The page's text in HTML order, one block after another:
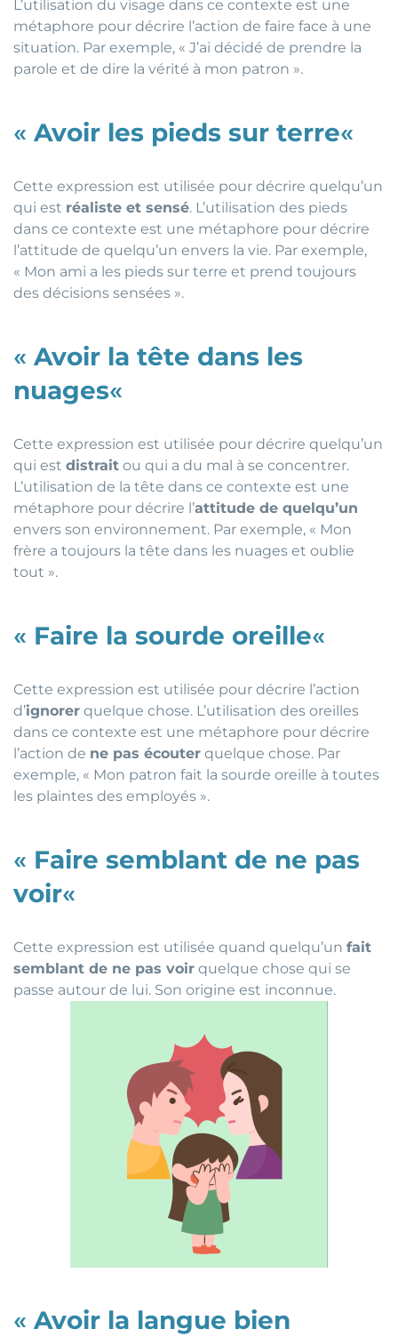
L’utilisation du visage dans ce contexte est une
métaphore pour décrire l’action de faire face à une
situation. Par exemple, « J’ai décidé de prendre la
parole et de dire la vérité à mon patron ».
« Avoir les pieds sur terre«
Cette expression est utilisée pour décrire quelqu’un
qui est réaliste et sensé. L’utilisation des pieds
dans ce contexte est une métaphore pour décrire
l’attitude de quelqu’un envers la vie. Par exemple,
« Mon ami a les pieds sur terre et prend toujours
des décisions sensées ».
« Avoir la tête dans les
nuages«
Cette expression est utilisée pour décrire quelqu’un
qui est distrait ou qui a du mal à se concentrer.
L’utilisation de la tête dans ce contexte est une
métaphore pour décrire l’attitude de quelqu’un
envers son environnement. Par exemple, « Mon
frère a toujours la tête dans les nuages et oublie
tout ».
« Faire la sourde oreille«
Cette expression est utilisée pour décrire l’action
d’ignorer quelque chose. L’utilisation des oreilles
dans ce contexte est une métaphore pour décrire
l’action de ne pas écouter quelque chose. Par
exemple, « Mon patron fait la sourde oreille à toutes
les plaintes des employés ».
« Faire semblant de ne pas
voir«
Cette expression est utilisée quand quelqu’un fait
semblant de ne pas voir quelque chose qui se
passe autour de lui. Son origine est inconnue.
« Avoir la langue bien